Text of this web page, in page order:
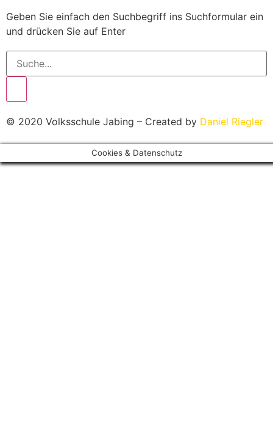
Geben Sie einfach den Suchbegriff ins Suchformular ein
und drücken Sie auf Enter
© 2020 Volksschule Jabing – Created by Daniel Riegler
Cookies & Datenschutz